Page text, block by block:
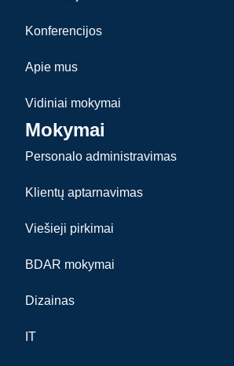
Konferencijos
Apie mus
Vidiniai mokymai
Mokymai
Personalo administravimas
Klientų aptarnavimas
Viešieji pirkimai
BDAR mokymai
Dizainas
IT